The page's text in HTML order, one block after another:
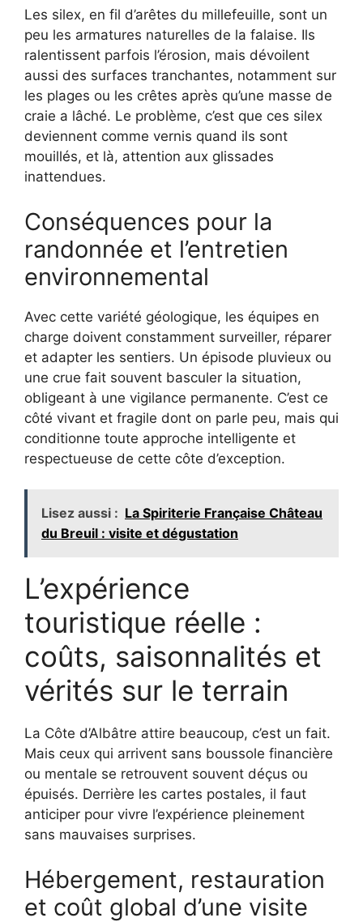
Les silex, en fil d’arêtes du millefeuille, sont un
peu les armatures naturelles de la falaise. Ils
ralentissent parfois l’érosion, mais dévoilent
aussi des surfaces tranchantes, notamment sur
les plages ou les crêtes après qu’une masse de
craie a lâché. Le problème, c’est que ces silex
deviennent comme vernis quand ils sont
mouillés, et là, attention aux glissades
inattendues.
Conséquences pour la
randonnée et l’entretien
environnemental
Avec cette variété géologique, les équipes en
charge doivent constamment surveiller, réparer
et adapter les sentiers. Un épisode pluvieux ou
une crue fait souvent basculer la situation,
obligeant à une vigilance permanente. C’est ce
côté vivant et fragile dont on parle peu, mais qui
conditionne toute approche intelligente et
respectueuse de cette côte d’exception.
Lisez aussi : La Spiriterie Française Château
du Breuil : visite et dégustation
L’expérience
touristique réelle :
coûts, saisonnalités et
vérités sur le terrain
La Côte d’Albâtre attire beaucoup, c’est un fait.
Mais ceux qui arrivent sans boussole financière
ou mentale se retrouvent souvent déçus ou
épuisés. Derrière les cartes postales, il faut
anticiper pour vivre l’expérience pleinement
sans mauvaises surprises.
Hébergement, restauration
et coût global d’une visite